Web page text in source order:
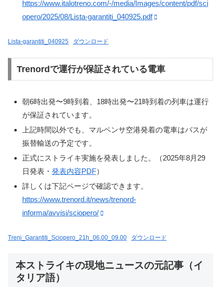
https://www.italotreno.com/-/media/Images/content/pdf/sci
opero/2025/08/Lista-garantiti_040925.pdf
Lista-garantiti_040925 ダウンロード
Trenordで運行が保証されている電車
朝6時出発〜9時到着、18時出発〜21時到着の列車は運行
が保証されています。
上記時間以外でも、マルペンサ空港発着の電車はバスが
振替輸送の予定です。
正式にストライキ実施を発表しました。（2025年8月29
日発表・ 発表内容PDF）
詳しくは下記ページで確認できます。
https://www.trenord.it/news/trenord-
informa/avvisi/sciopero/
Treni_Garantiti_Sciopero_21h_06.00_09.00 ダウンロード
本ストライキの現地ニュースの元記事（イ
タリア語）